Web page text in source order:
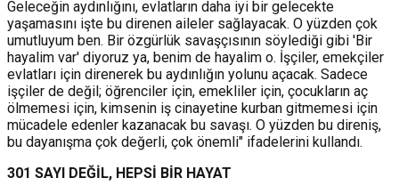
Geleceğin aydınlığını, evlatların daha iyi bir gelecekte
yaşamasını işte bu direnen aileler sağlayacak. O yüzden çok
umutluyum ben. Bir özgürlük savaşçısının söylediği gibi 'Bir
hayalim var' diyoruz ya, benim de hayalim o. İşçiler, emekçiler
evlatları için direnerek bu aydınlığın yolunu açacak. Sadece
işçiler de değil; öğrenciler için, emekliler için, çocukların aç
ölmemesi için, kimsenin iş cinayetine kurban gitmemesi için
mücadele edenler kazanacak bu savaşı. O yüzden bu direniş,
bu dayanışma çok değerli, çok önemli" ifadelerini kullandı.
301 SAYI DEĞİL, HEPSİ BİR HAYAT